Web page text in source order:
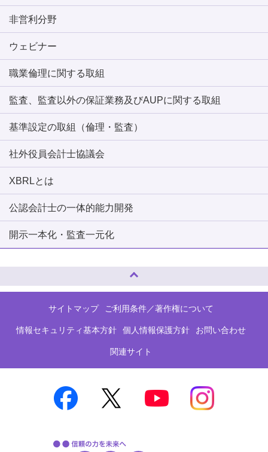
非営利分野
ウェビナー
職業倫理に関する取組
監査、監査以外の保証業務及びAUPに関する取組
基準設定の取組（倫理・監査）
社外役員会計士協議会
XBRLとは
公認会計士の一体的能力開発
開示一本化・監査一元化
サイトマップ ご利用条件／著作権について
情報セキュリティ基本方針 個人情報保護方針 お問い合わせ
関連サイト